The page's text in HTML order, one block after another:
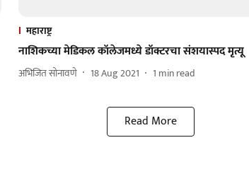
महाराष्ट्र
नाशिकच्या मेडिकल कॉलेजमध्ये डॉक्टरचा संशयास्पद मृत्यू
अभिजित सोनावणे 18 Aug 2021 1 min read
Read More